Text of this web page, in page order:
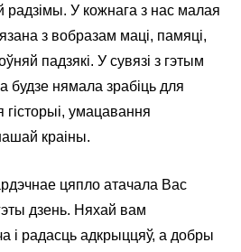
радзімы. У кожнага з нас малая
з вобразам маці, памяці,
падзякі. У сувязі з гэтым
будзе нямала зрабіць для
гісторыі, умацавання
краіны.
цяпло атачала Вас
дзень. Няхай вам
і радасць адкрыццяў, а добры